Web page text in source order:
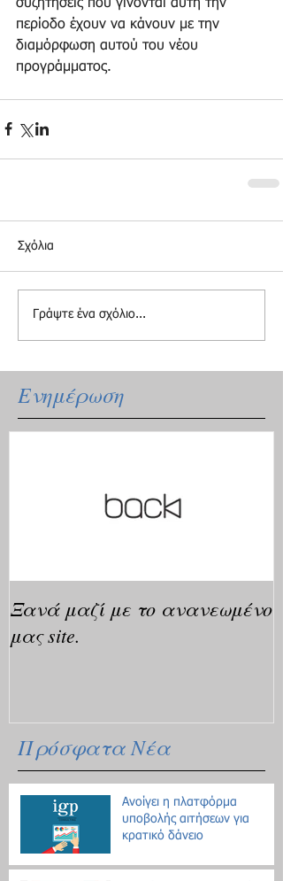
Ενημέρωση
Πρόσφατα Νέα
συζητήσεις που γίνονται αυτή την
περίοδο έχουν να κάνουν με την
διαμόρφωση αυτού του νέου
προγράμματος.
Σχόλια
Γράψτε ένα σχόλιο...
Ξανά μαζί με το ανανεωμένο
μας site.
Ανοίγει η πλατφόρμα
υποβολής αιτήσεων για
κρατικό δάνειο